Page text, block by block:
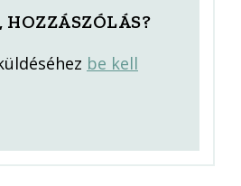
HOZZÁSZÓLÁS?
be kell